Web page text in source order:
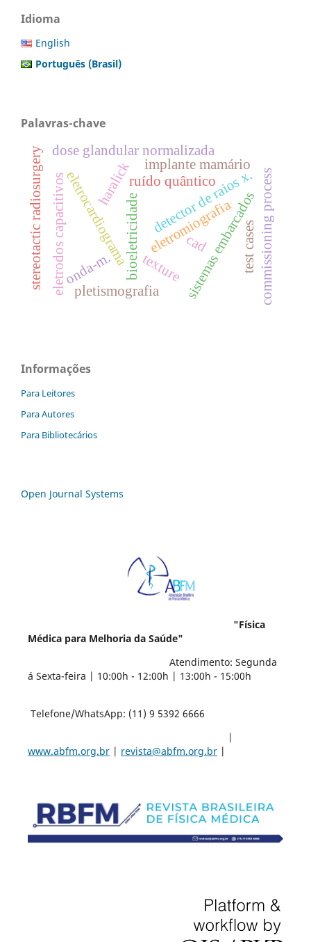
Idioma
English
Português (Brasil)
Palavras-chave
detector de raios x.
bioeletricidade sistemas embarcados
eletrocardiograma
eletrodos capacitivos ruído quântico
implante mamário
eletromiografia
dose glandular normalizada
stereotactic radiosurgery commissioning process
test cases
onda-m.
cad
haralick
texture
pletismografia
Informações
Para Leitores
Para Autores
Para Bibliotecários
Open Journal Systems
"Física
Médica para Melhoria da Saúde"
Atendimento: Segunda
á Sexta-feira | 10:00h - 12:00h | 13:00h - 15:00h
Telefone/WhatsApp: (11) 9 5392 6666
|
www.abfm.org.br| revista@abfm.org.br|